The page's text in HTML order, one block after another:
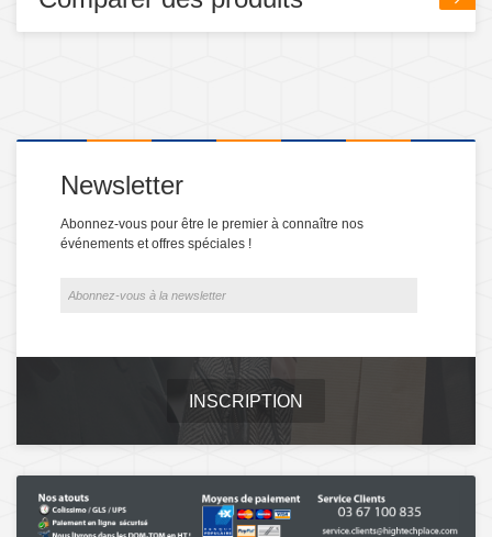
Newsletter
Abonnez-vous pour être le premier à connaître nos
événements et offres spéciales !
INSCRIPTION